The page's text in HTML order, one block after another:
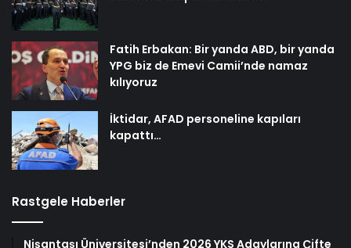
Fatih Erbakan: Bir yanda ABD, bir yanda
YPG biz de Emevi Camii’nde namaz
kılıyoruz
İktidar, AFAD personeline kapıları
kapattı…
Rastgele Haberler
Nişantaşı Üniversitesi’nden 2026 YKS Adaylarına Çifte